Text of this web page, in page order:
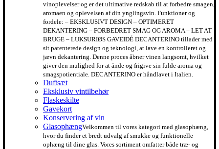
vinoplevelser og er det ultimative redskab til at forbedre smagen,
aromaen og oplevelsen af din ynglingsvin. Funktioner og
fordele: – EKSKLUSIVT DESIGN – OPTIMERET
DEKANTERING – FORBEDRET SMAG OG AROMA – LET AT
BRUGE – LUKSURIØS GAVEIDÉ DECANTERINO tillader med
sit patenterede design og teknologi, at lave en kontrolleret og
jævn dekantering. Denne proces åbner vinen langsomt, hvilket
giver den mulighed for at ånde og frigive sin fulde aroma og
smagspotientiale. DECANTERINO er håndlavet i Italien.
Duftsæt
Eksklusiv vintilbehør
Flaskeskilte
Gavekort
Konservering af vin
GlasophængVelkommen til vores kategori med glasophæng,
hvor du finder et bredt udvalg af smukke og funktionelle
ophæng til dine glas. Vores sortiment omfatter både træ- og